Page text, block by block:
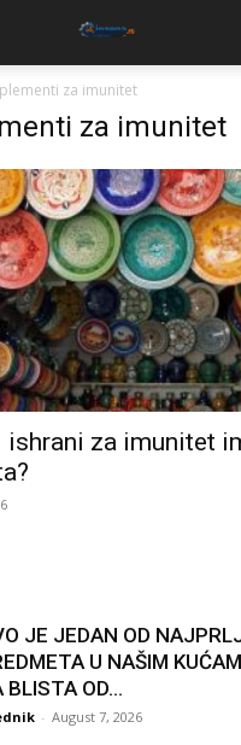
za imunitet
za imunitet
ishrani za imunitet
JE JEDAN OD
U NAŠIM
BLISTA OD...
- August 7, 2026